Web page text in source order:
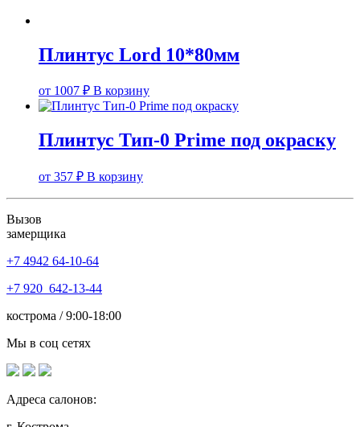
Плинтус Lord 10*80мм
от 1007 ₽ В корзину
Плинтус Тип-0 Prime под окраску
от 357 ₽ В корзину
Вызов
замерщика
+7 4942 64-10-64
+7 920 642-13-44
кострома / 9:00-18:00
Мы в соц сетях
Адреса салонов: